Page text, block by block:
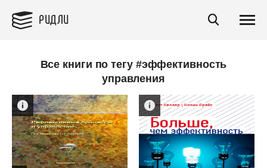
РИДЛИ
Все книги по тегу #эффективность
управления